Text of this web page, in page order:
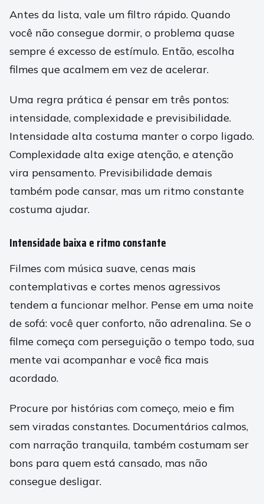
Antes da lista, vale um filtro rápido. Quando
você não consegue dormir, o problema quase
sempre é excesso de estímulo. Então, escolha
filmes que acalmem em vez de acelerar.
Uma regra prática é pensar em três pontos:
intensidade, complexidade e previsibilidade.
Intensidade alta costuma manter o corpo ligado.
Complexidade alta exige atenção, e atenção
vira pensamento. Previsibilidade demais
também pode cansar, mas um ritmo constante
costuma ajudar.
Intensidade baixa e ritmo constante
Filmes com música suave, cenas mais
contemplativas e cortes menos agressivos
tendem a funcionar melhor. Pense em uma noite
de sofá: você quer conforto, não adrenalina. Se o
filme começa com perseguição o tempo todo, sua
mente vai acompanhar e você fica mais
acordado.
Procure por histórias com começo, meio e fim
sem viradas constantes. Documentários calmos,
com narração tranquila, também costumam ser
bons para quem está cansado, mas não
consegue desligar.